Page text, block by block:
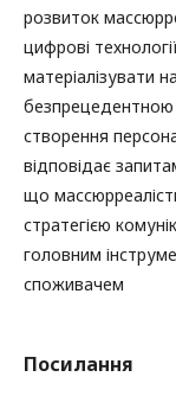
розвиток
цифрові
матеріалізувати
безпрецедентною
створення
відповідає
що
стратегією
головним
споживачем
Посилання